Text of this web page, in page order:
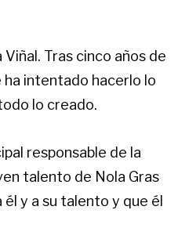
Tras cinco años de
ha intentado hacerlo lo
lo creado.
responsable de la
talento de Nola Gras
y a su talento y que él